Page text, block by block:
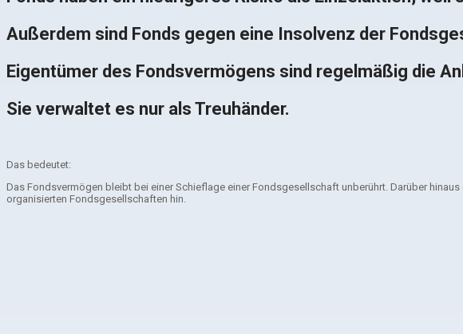
Außerdem sind Fonds gegen eine Insolvenz der
Eigentümer des Fondsvermögens sind regelmäßig die
Sie verwaltet es nur als Treuhänder.
Das bedeutet:
Das Fondsvermögen bleibt bei einer Schieflage einer Fondsgesellschaft unberührt. Darüber
organisierten Fondsgesellschaften hin.